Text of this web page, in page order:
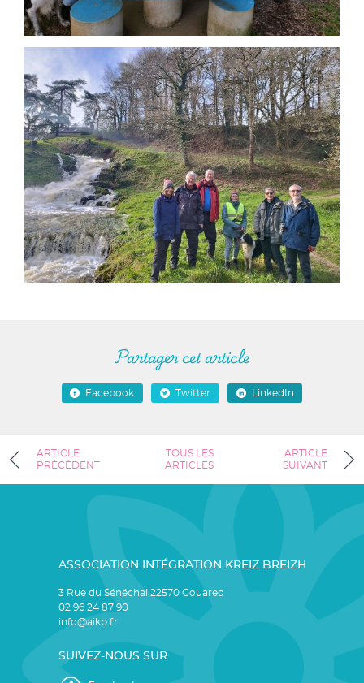
Partager cet article
Facebook Twitter LinkedIn
ARTICLE
PRÉCÉDENT
TOUS LES
ARTICLES
ARTICLE
SUIVANT
ASSOCIATION INTÉGRATION KREIZ BREIZH
3 Rue du Sénéchal 22570 Gouarec
02 96 24 87 90
info@aikb.fr
SUIVEZ-NOUS SUR